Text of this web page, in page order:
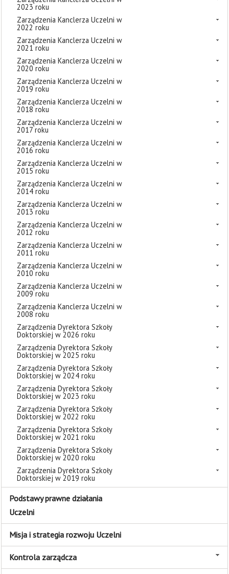
2023 roku
Zarządzenia Kanclerza Uczelni w
2022 roku
Zarządzenia Kanclerza Uczelni w
2021 roku
Zarządzenia Kanclerza Uczelni w
2020 roku
Zarządzenia Kanclerza Uczelni w
2019 roku
Zarządzenia Kanclerza Uczelni w
2018 roku
Zarządzenia Kanclerza Uczelni w
2017 roku
Zarządzenia Kanclerza Uczelni w
2016 roku
Zarządzenia Kanclerza Uczelni w
2015 roku
Zarządzenia Kanclerza Uczelni w
2014 roku
Zarządzenia Kanclerza Uczelni w
2013 roku
Zarządzenia Kanclerza Uczelni w
2012 roku
Zarządzenia Kanclerza Uczelni w
2011 roku
Zarządzenia Kanclerza Uczelni w
2010 roku
Zarządzenia Kanclerza Uczelni w
2009 roku
Zarządzenia Kanclerza Uczelni w
2008 roku
Zarządzenia Dyrektora Szkoły
Doktorskiej w 2026 roku
Zarządzenia Dyrektora Szkoły
Doktorskiej w 2025 roku
Zarządzenia Dyrektora Szkoły
Doktorskiej w 2024 roku
Zarządzenia Dyrektora Szkoły
Doktorskiej w 2023 roku
Zarządzenia Dyrektora Szkoły
Doktorskiej w 2022 roku
Zarządzenia Dyrektora Szkoły
Doktorskiej w 2021 roku
Zarządzenia Dyrektora Szkoły
Doktorskiej w 2020 roku
Zarządzenia Dyrektora Szkoły
Doktorskiej w 2019 roku
Podstawy prawne działania
Uczelni
Misja i strategia rozwoju Uczelni
Kontrola zarządcza